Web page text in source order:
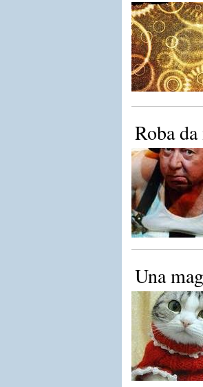
Roba
Una